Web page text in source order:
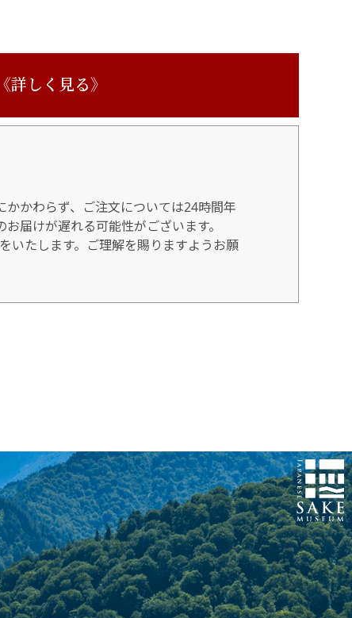
詳しく見る》
かわらず、ご注文については24時間年
届けが遅れる可能性がございます。
いたします。ご理解を賜りますようお願